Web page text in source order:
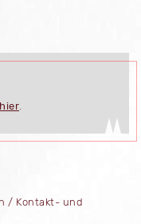
.
/ Kontakt- und